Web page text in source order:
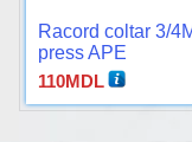
Racord coltar 3/
press APE
110MDL